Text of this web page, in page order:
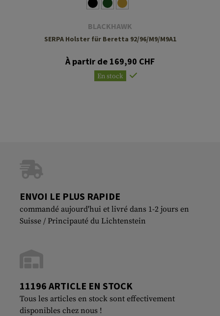
BLACKHAWK
SERPA Holster für Beretta 92/96/M9/M9A1
À partir de 169,90 CHF
En stock
ENVOI LE PLUS RAPIDE
commandé aujourd'hui et livré dans 1-2 jours en
Suisse / Principauté du Lichtenstein
11196 ARTICLE EN STOCK
Tous les articles en stock sont effectivement
disponibles chez nous !